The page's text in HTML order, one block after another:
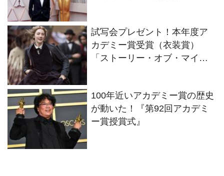
試写会プレゼント！本年度ア
カデミー賞受賞（衣装賞）
「ストーリー・オブ・マイラ
100年近いアカデミー賞の歴史
が動いた！『第92回アカデミ
ー賞授賞式』